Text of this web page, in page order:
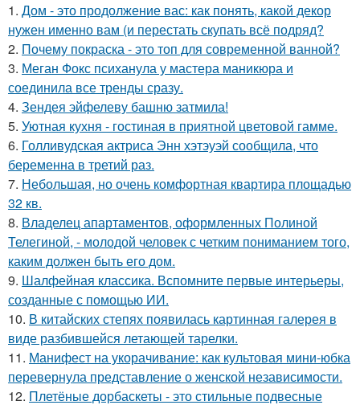
1. Дом - это продолжение вас: как понять, какой декор
нужен именно вам (и перестать скупать всё подряд?
2. Почему покраска - это топ для современной ванной?
3. Меган Фокс психанула у мастера маникюра и
соединила все тренды сразу.
4. Зендея эйфелеву башню затмила!
5. Уютная кухня - гостиная в приятной цветовой гамме.
6. Голливудская актриса Энн хэтэуэй сообщила, что
беременна в третий раз.
7. Небольшая, но очень комфортная квартира площадью
32 кв.
8. Владелец апартаментов, оформленных Полиной
Телегиной, - молодой человек с четким пониманием того,
каким должен быть его дом.
9. Шалфейная классика. Вспомните первые интерьеры,
созданные с помощью ИИ.
10. В китайских степях появилась картинная галерея в
виде разбившейся летающей тарелки.
11. Манифест на укорачивание: как культовая мини-юбка
перевернула представление о женской независимости.
12. Плетёные дорбаскеты - это стильные подвесные